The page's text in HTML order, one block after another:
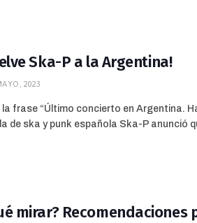
Ska-P a la Argentina!
2023
la frase “Último concierto en Argentina.
de ska y punk española Ska-P anunció
mirar? Recomendaciones